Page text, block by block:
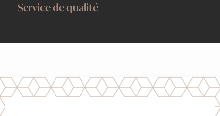
Service de qualité